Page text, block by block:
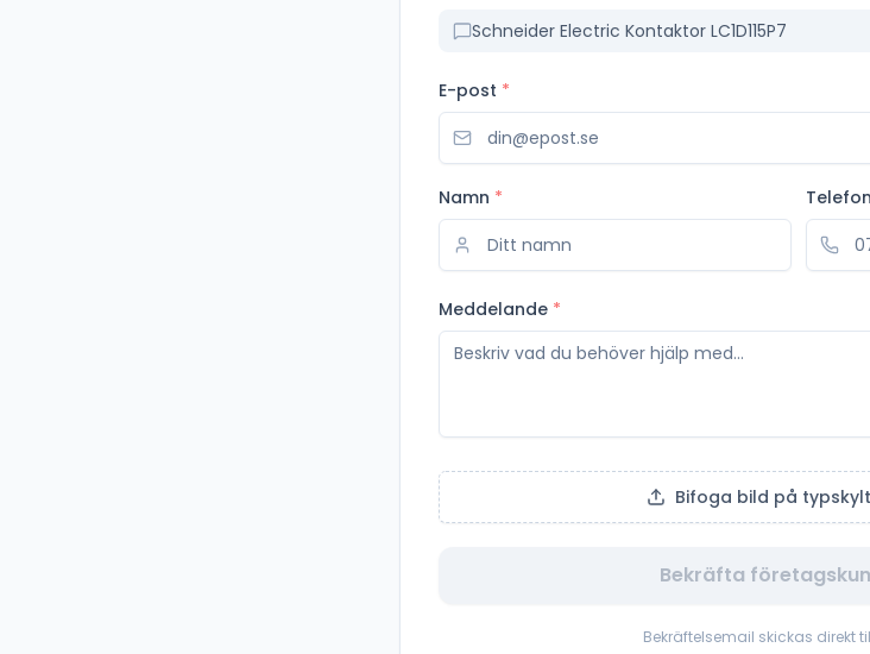
Schneider Electric Kontaktor LC1D115P7
E-post *
Namn * Telefon
Meddelande *
Bifoga bild på
Bekräfta
Bekräftelsemail skickas direkt